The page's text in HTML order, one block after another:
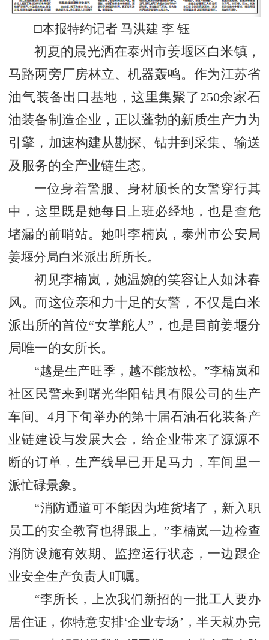
□本报特约记者 马洪建 李 钰
初夏的晨光洒在泰州市姜堰区白米镇，
马路两旁厂房林立、机器轰鸣。作为江苏省
油气装备出口基地，这里集聚了 250余家石
油装备制造企业，正以蓬勃的新质生产力为
引擎，加速构建从勘探、钻井到采集、输送
及服务的全产业链生态。
一位身着警服、身材颀长的女警穿行其
中，这里既是她每日上班必经地，也是查危
堵漏的前哨站。她叫李楠岚，泰州市公安局
姜堰分局白米派出所所长。
初见李楠岚，她温婉的笑容让人如沐春
风。而这位亲和力十足的女警，不仅是白米
派出所的首位“女掌舵人”，也是目前姜堰分
局唯一的女所长。
“越是生产旺季，越不能放松。”李楠岚和
社区民警来到曙光华阳钻具有限公司的生产
车间。4月下旬举办的第十届石油石化装备产
业链建设与发展大会，给企业带来了源源不
断的订单，生产线早已开足马力，车间里一
派忙碌景象。
“消防通道可不能因为堆货堵了，新入职
员工的安全教育也得跟上。”李楠岚一边检查
消防设施有效期、监控运行状态，一边跟企
业安全生产负责人叮嘱。
“李所长，上次我们新招的一批工人要办
居住证，你特意安排‘企业专场’，半天就办完